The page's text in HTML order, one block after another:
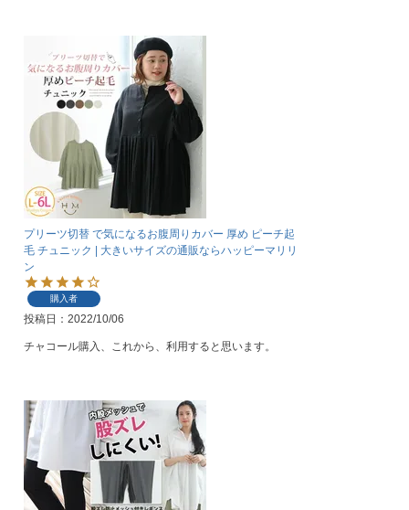
プリーツ切替 で気になるお腹周りカバー 厚め ピーチ起
毛 チュニック | 大きいサイズの通販ならハッピーマリリ
ン
購入者
投稿日 2022/10/06
チャコール購入、これから、利用すると思います。